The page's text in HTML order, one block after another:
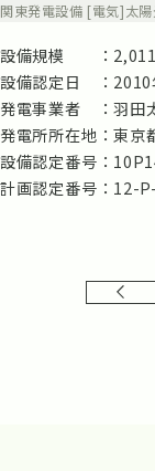
関東発電設備 [電気]太
設備規模
設備認定日
2010
発電事業者
羽田
発電所所在地
東京
設備認定番号
計画認定番号
12-